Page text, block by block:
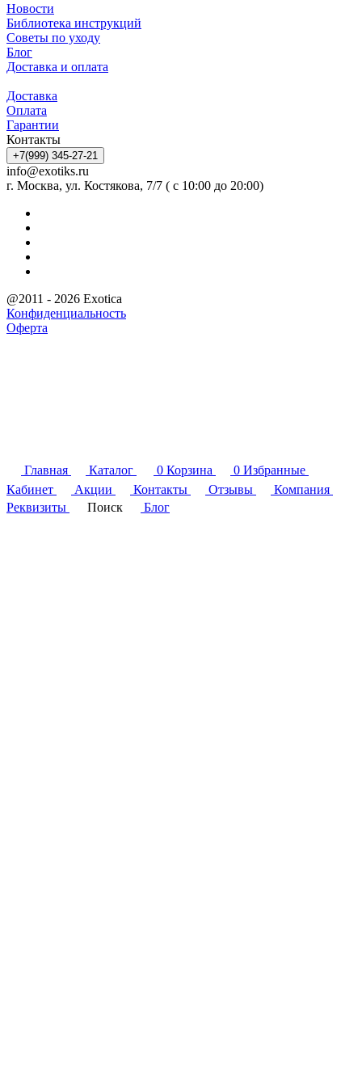
Новости
Библиотека инструкций
Советы по уходу
Блог
Доставка и оплата
Доставка
Оплата
Гарантии
Контакты
+7(999) 345-27-21
info@exotiks.ru
г. Москва, ул. Костякова, 7/7 ( с 10:00 до 20:00)
@2011 - 2026 Exotica
Конфиденциальность
Оферта
Главная Каталог 0 Корзина 0 Избранные
Кабинет
Акции Контакты Отзывы
Компания
Реквизиты
Поиск Блог